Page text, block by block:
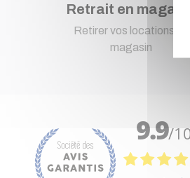
Retrait en magasin
Retirer vos locations en
magasin